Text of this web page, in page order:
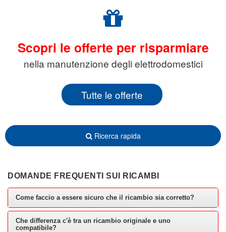
Scopri le offerte per risparmiare
nella manutenzione degli elettrodomestici
Tutte le offerte
Ricerca rapida
DOMANDE FREQUENTI SUI RICAMBI
Come faccio a essere sicuro che il ricambio sia corretto?
Che differenza c'è tra un ricambio originale e uno
compatibile?